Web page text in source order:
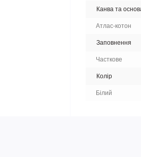
Канва та
Атлас-котон
Заповнення
Часткове
Колір
Білий